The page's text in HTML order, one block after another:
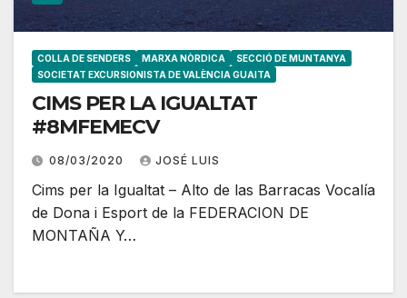
COLLA DE SENDERS MARXA NÒRDICA
SECCIÓ DE MUNTANYA
SOCIETAT EXCURSIONISTA DE VALÈNCIA GUAITA
CIMS PER LA IGUALTAT
#8MFEMECV
08/03/2020 JOSÉ LUIS
Cims per la Igualtat – Alto de las Barracas Vocalía
de Dona i Esport de la FEDERACION DE
MONTAÑA Y…